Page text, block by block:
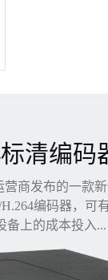
清编码
商发布的一款
编码器，可
备上的成本投入...